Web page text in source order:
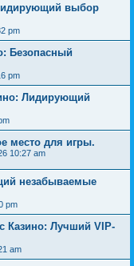
выбор
pm
Безопасный
pm
Лидирующий
место для игры.
10:27 am
незабываемые
pm
Казино: Лучший VIP-
am